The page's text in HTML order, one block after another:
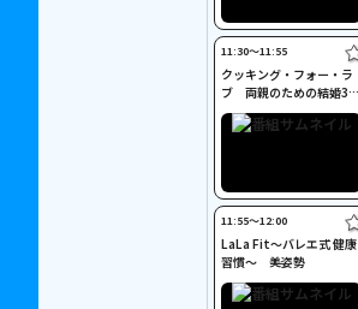
11:30〜11:55
クッキング・フォー・ラ
ブ 両親のための結婚37
周年パーティー［字］
11:55〜12:00
LaLa Fit～バレエ式 健康
習慣～ 美姿勢